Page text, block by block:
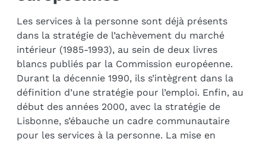
Les services à la personne sont déjà présents
dans la stratégie de l’achèvement du marché
intérieur (1985-1993), au sein de deux livres
blancs publiés par la Commission européenne.
Durant la décennie 1990, ils s’intègrent dans la
définition d’une stratégie pour l’emploi. Enfin, au
début des années 2000, avec la stratégie de
Lisbonne, s’ébauche un cadre communautaire
pour les services à la personne. La mise en